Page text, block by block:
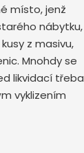
místo, jenž
nábytku,
z masivu,
Mnohdy se
likvidací třeba
vyklizením